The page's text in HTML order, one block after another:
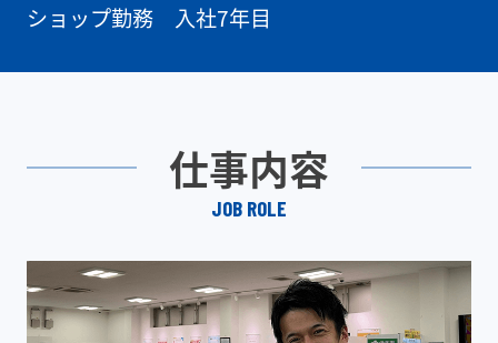
ショップ勤務 入社7年目
仕事内容
JOB ROLE